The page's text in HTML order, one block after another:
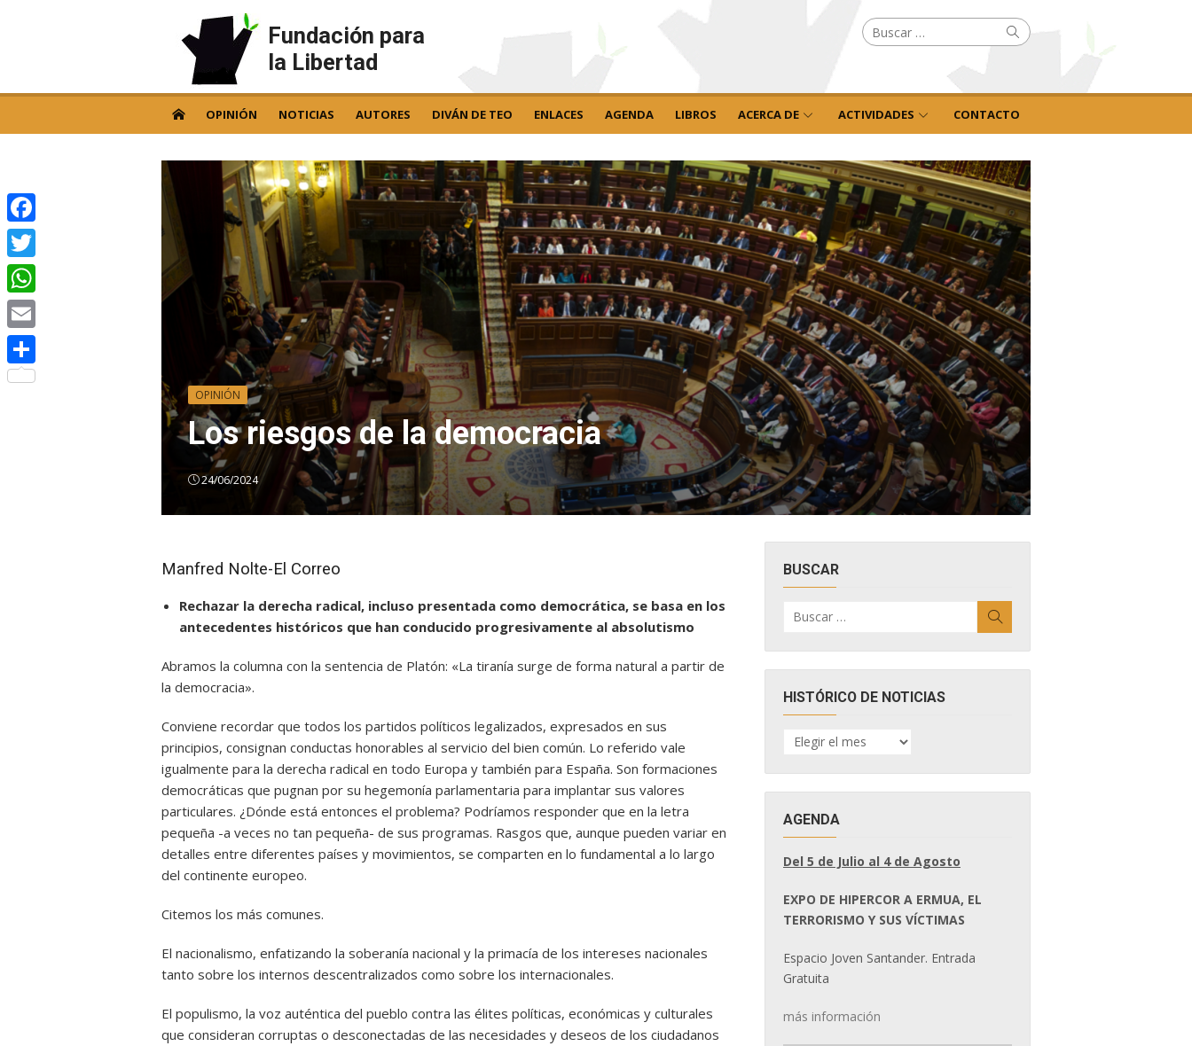
Fundación para
la Libertad
Buscar
por: Buscar
OPINIÓN NOTICIAS AUTORES DIVÁN DE TEO ENLACES AGENDA LIBROS ACERCA DE ACTIVIDADES CONTACTO
OPINIÓN
Los riesgos de la democracia
24/06/2024
Manfred Nolte-El Correo
Rechazar la derecha radical, incluso presentada como democrática, se basa en los
antecedentes históricos que han conducido progresivamente al absolutismo
Abramos la columna con la sentencia de Platón: «La tiranía surge de forma natural a partir de
la democracia».
Conviene recordar que todos los partidos políticos legalizados, expresados en sus
principios, consignan conductas honorables al servicio del bien común. Lo referido vale
igualmente para la derecha radical en todo Europa y también para España. Son formaciones
democráticas que pugnan por su hegemonía parlamentaria para implantar sus valores
particulares. ¿Dónde está entonces el problema? Podríamos responder que en la letra
pequeña -a veces no tan pequeña- de sus programas. Rasgos que, aunque pueden variar en
detalles entre diferentes países y movimientos, se comparten en lo fundamental a lo largo
del continente europeo.
Citemos los más comunes.
El nacionalismo, enfatizando la soberanía nacional y la primacía de los intereses nacionales
tanto sobre los internos descentralizados como sobre los internacionales.
El populismo, la voz auténtica del pueblo contra las élites políticas, económicas y culturales
que consideran corruptas o desconectadas de las necesidades y deseos de los ciudadanos
BUSCAR
por:
HISTÓRICO DE NOTICIAS
HISTÓRICO
DE
AGENDA
Del 5 de Julio al 4 de Agosto
EXPO DE HIPERCOR A ERMUA, EL
TERRORISMO Y SUS VÍCTIMAS
Espacio Joven Santander. Entrada
Gratuita
más información
Facebook
Twitter
WhatsApp
Email
Compartir